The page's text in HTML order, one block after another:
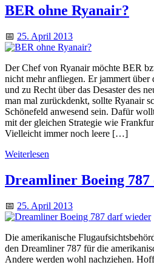
BER ohne Ryanair?
📅 25. April 2013
Der Chef von Ryanair möchte BER
nicht mehr anfliegen. Er jammert über
und zu Recht über das Desaster des
man mal zurückdenkt, sollte Ryanair
Schönefeld anwesend sein. Dafür
mit der gleichen Strategie wie
Vielleicht immer noch leere […]
Weiterlesen
Dreamliner Boeing
📅 25. April 2013
Die amerikanische
den Dreamliner 787 für die
Andere werden wohl nachziehen.